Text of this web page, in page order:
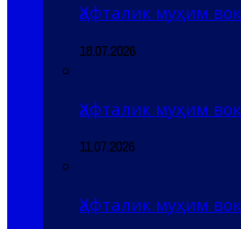
Ҳафталик муҳим
18.07.2026
Ҳафталик муҳим
11.07.2026
Ҳафталик муҳим